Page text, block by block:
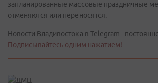
запланированные массовые праздничные
отменяются или переносятся.
Новости Владивостока в Telegram -
Подписывайтесь одним нажатием!